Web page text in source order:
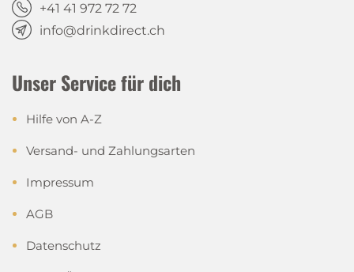
+41 41 972 72 72
info@drinkdirect.ch
Unser Service für dich
Hilfe von A-Z
Versand- und Zahlungsarten
Impressum
AGB
Datenschutz